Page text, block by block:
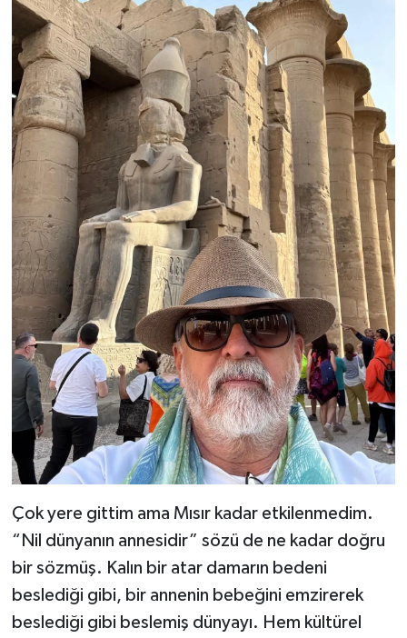
Çok yere gittim ama Mısır kadar etkilenmedim.
“Nil dünyanın annesidir” sözü de ne kadar doğru
bir sözmüş. Kalın bir atar damarın bedeni
beslediği gibi, bir annenin bebeğini emzirerek
beslediği gibi beslemiş dünyayı. Hem kültürel